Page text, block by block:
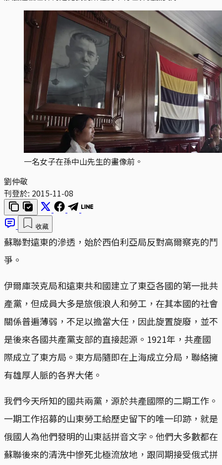
一名女子在孫中山先生的畫像前。
劉仲敬
刊登於: 2015-11-08
收藏
蘇聯對遠東的滲透，始於西伯利亞局反對高爾察克的鬥
爭。
伊爾庫茨克局和遠東共和國建立了東亞各國的第一批共
產黨，但成員大多是旅俄浪人和勞工，在其本國的社會
關係普遍薄弱，不足以擔當大任，因此旋置旋廢，並不
是後來各國共產黨支部的直接起源。1921年，共產國
際成立了東方局。東方局隨即在上海成立分局，聯絡擁
有雄厚人脈的各界大佬。
我們今天所知的國共兩黨，源於共產國際的二期工作。
一期工作招募的山東勞工給歷史留下的唯一印跡，就是
俄國人為他們發明的山東話拼音文字。他們大多數都在
蘇聯後來的清洗中慘死北極流放地，跟同期接受俄式拼